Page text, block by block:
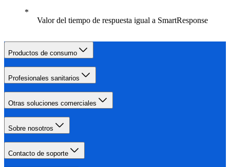
Valor del tiempo de respuesta igual a SmartResponse
Productos de consumo
Profesionales sanitarios
Otras soluciones comerciales
Sobre nosotros
Contacto de soporte